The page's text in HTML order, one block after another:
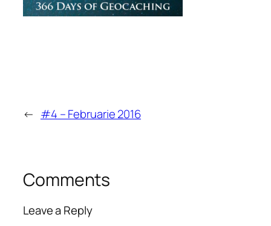
← #4 – Februarie 2016
Comments
Leave a Reply